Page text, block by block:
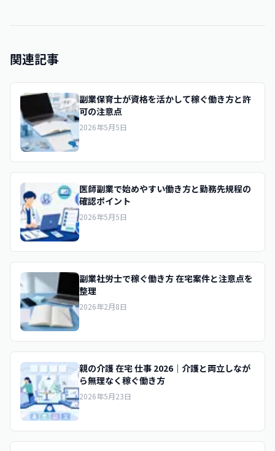
関連記事
副業保育士が資格を活かして稼ぐ働き方と許
可の注意点
2026年5月5日
医師副業で始めやすい働き方と勤務先規程の
確認ポイント
2026年5月5日
副業社労士で稼ぐ働き方 在宅案件と注意点を
整理
2026年2月8日
親の介護 在宅 仕事 2026｜介護と両立しなが
ら無理なく稼ぐ働き方
2026年5月23日